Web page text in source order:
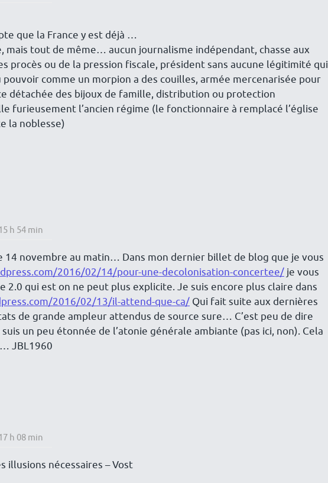
que la France y est déjà …
mais tout de même… aucun journalisme indépendant, chasse aux
procès ou de la pression fiscale, président sans aucune légitimité qui
pouvoir comme un morpion a des couilles, armée mercenarisée pour
détachée des bijoux de famille, distribution ou protection
furieusement l’ancien régime (le fonctionnaire à remplacé l’église
la noblesse)
h 54 min
14 novembre au matin… Dans mon dernier billet de blog que je vous
2016/02/14/pour-une-decolonisation-concertee/ je vous
qui est on ne peut plus explicite. Je suis encore plus claire dans
2016/02/13/il-attend-que-ca/ Qui fait suite aux dernières
de grande ampleur attendus de source sure… C’est peu de dire
un peu étonnée de l’atonie générale ambiante (pas ici, non). Cela
JBL1960
h 08 min
illusions nécessaires – Vost